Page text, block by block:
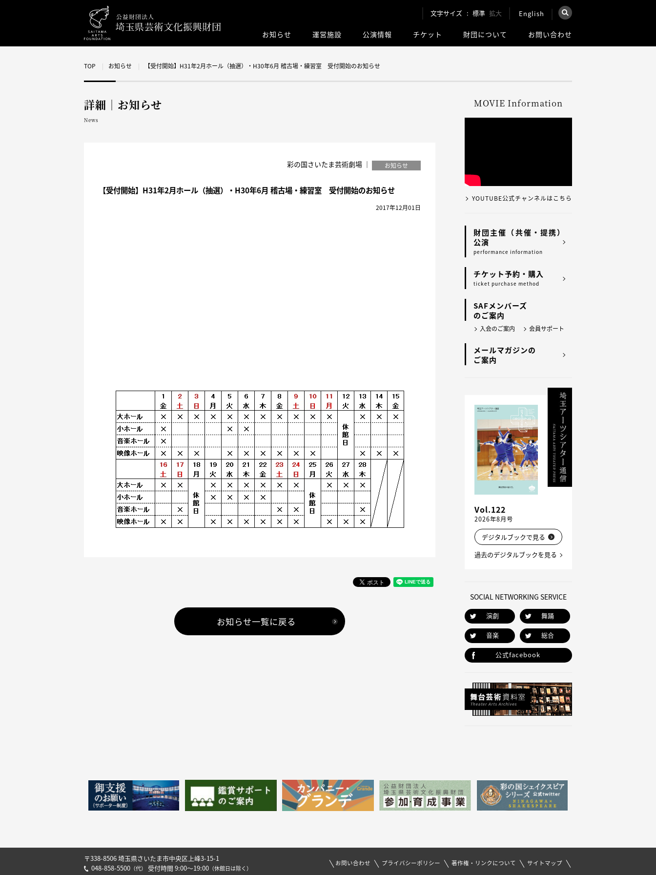
文字サイズ 標準 拡大 English
×
お知らせ 運営施設 公演情報 チケット 財団について お問い合わせ
TOP お知らせ 【受付開始】H31年2月ホール（抽選）・H30年6月 稽古場・練習室 受付開始のお知らせ
詳細｜お知らせ
News
彩の国さいたま芸術劇場 ｜ お知らせ
【受付開始】H31年2月ホール（抽選）・H30年6月 稽古場・練習室 受付開始のお知らせ
2017年12月01日
お知らせ一覧に戻る
MOVIE Information
YOUTUBE公式チャンネルはこちら
財団主催（共催・提携）
公演
performance information
チケット予約・購入
ticket purchase method
SAFメンバーズ
のご案内
入会のご案内 会員サポート
メールマガジンの
ご案内
Vol.122
2026年8月号
デジタルブックで見る
過去のデジタルブックを見る
SOCIAL NETWORKING SERVICE
演劇 舞踊
音楽 総合
公式facebook
〒338-8506 埼玉県さいたま市中央区上峰3-15-1
048-858-5500 （代） 受付時間 9:00～19:00 （休館日は除く）
お問い合わせ プライバシーポリシー 著作権・リンクについて サイトマップ